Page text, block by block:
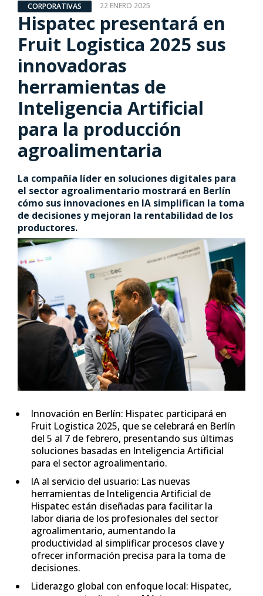
CORPORATIVAS 22 ENERO 2025
Hispatec presentará en
Fruit Logistica 2025 sus
innovadoras
herramientas de
Inteligencia Artificial
para la producción
agroalimentaria
La compañía líder en soluciones digitales para
el sector agroalimentario mostrará en Berlín
cómo sus innovaciones en IA simplifican la toma
de decisiones y mejoran la rentabilidad de los
productores.
Innovación en Berlín: Hispatec participará en
Fruit Logistica 2025, que se celebrará en Berlín
del 5 al 7 de febrero, presentando sus últimas
soluciones basadas en Inteligencia Artificial
para el sector agroalimentario.
IA al servicio del usuario: Las nuevas
herramientas de Inteligencia Artificial de
Hispatec están diseñadas para facilitar la
labor diaria de los profesionales del sector
agroalimentario, aumentando la
productividad al simplificar procesos clave y
ofrecer información precisa para la toma de
decisiones.
Liderazgo global con enfoque local: Hispatec,